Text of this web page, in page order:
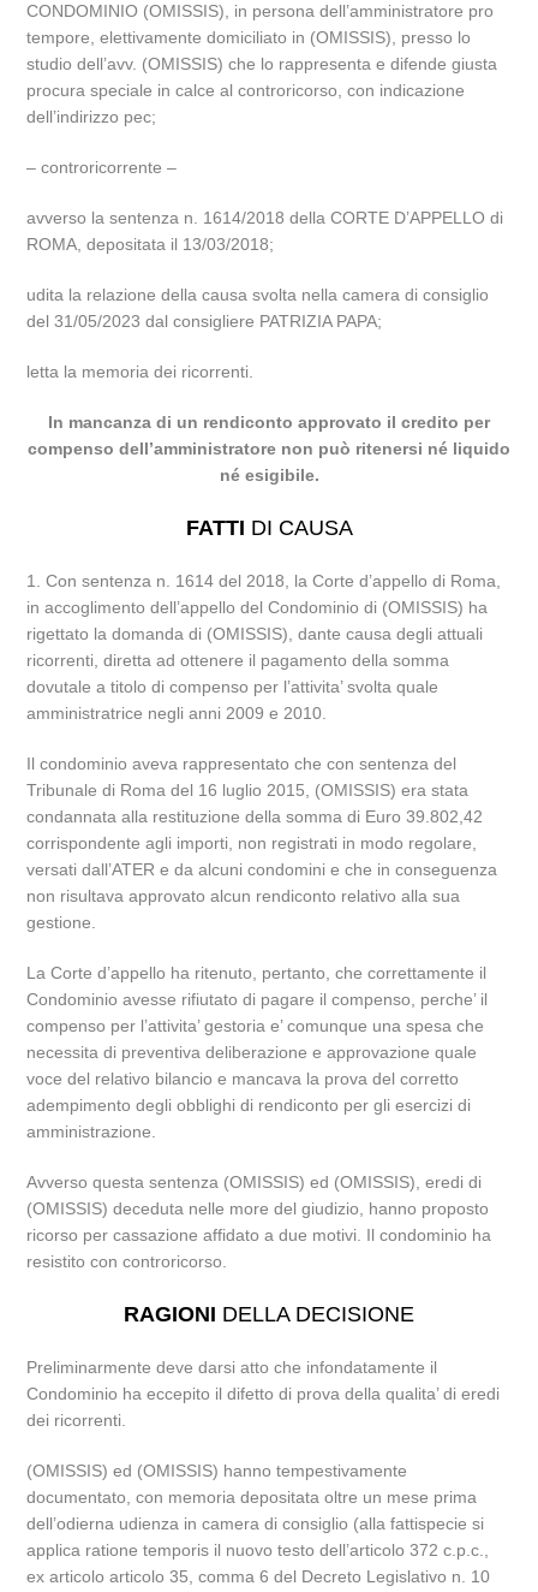
CONDOMINIO (OMISSIS), in persona dell’amministratore pro
tempore, elettivamente domiciliato in (OMISSIS), presso lo
studio dell’avv. (OMISSIS) che lo rappresenta e difende giusta
procura speciale in calce al controricorso, con indicazione
dell’indirizzo pec;
– controricorrente –
avverso la sentenza n. 1614/2018 della CORTE D’APPELLO di
ROMA, depositata il 13/03/2018;
udita la relazione della causa svolta nella camera di consiglio
del 31/05/2023 dal consigliere PATRIZIA PAPA;
letta la memoria dei ricorrenti.
In mancanza di un rendiconto approvato il credito per
compenso dell’amministratore non può ritenersi né liquido
né esigibile.
FATTI DI CAUSA
1. Con sentenza n. 1614 del 2018, la Corte d’appello di Roma,
in accoglimento dell’appello del Condominio di (OMISSIS) ha
rigettato la domanda di (OMISSIS), dante causa degli attuali
ricorrenti, diretta ad ottenere il pagamento della somma
dovutale a titolo di compenso per l’attivita’ svolta quale
amministratrice negli anni 2009 e 2010.
Il condominio aveva rappresentato che con sentenza del
Tribunale di Roma del 16 luglio 2015, (OMISSIS) era stata
condannata alla restituzione della somma di Euro 39.802,42
corrispondente agli importi, non registrati in modo regolare,
versati dall’ATER e da alcuni condomini e che in conseguenza
non risultava approvato alcun rendiconto relativo alla sua
gestione.
La Corte d’appello ha ritenuto, pertanto, che correttamente il
Condominio avesse rifiutato di pagare il compenso, perche’ il
compenso per l’attivita’ gestoria e’ comunque una spesa che
necessita di preventiva deliberazione e approvazione quale
voce del relativo bilancio e mancava la prova del corretto
adempimento degli obblighi di rendiconto per gli esercizi di
amministrazione.
Avverso questa sentenza (OMISSIS) ed (OMISSIS), eredi di
(OMISSIS) deceduta nelle more del giudizio, hanno proposto
ricorso per cassazione affidato a due motivi. Il condominio ha
resistito con controricorso.
RAGIONI DELLA DECISIONE
Preliminarmente deve darsi atto che infondatamente il
Condominio ha eccepito il difetto di prova della qualita’ di eredi
dei ricorrenti.
(OMISSIS) ed (OMISSIS) hanno tempestivamente
documentato, con memoria depositata oltre un mese prima
dell’odierna udienza in camera di consiglio (alla fattispecie si
applica ratione temporis il nuovo testo dell’articolo 372 c.p.c.,
ex articolo articolo 35, comma 6 del Decreto Legislativo n. 10